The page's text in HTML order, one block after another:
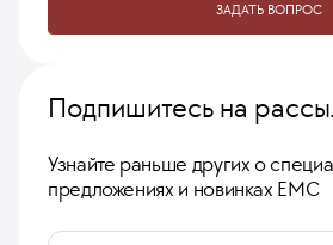
ЗАДАТЬ ВОПРОС
Подпишитесь на
Узнайте раньше других о
предложениях и новинках ЕМС